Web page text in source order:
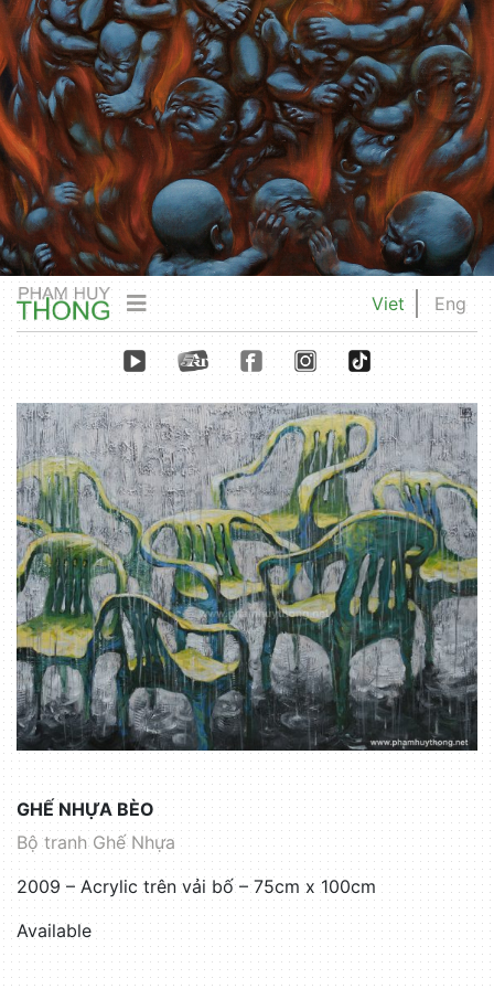
Viet Eng
GHẾ NHỰA BÈO
Bộ tranh Ghế Nhựa
2009 – Acrylic trên vải bố – 75cm x 100cm
Available